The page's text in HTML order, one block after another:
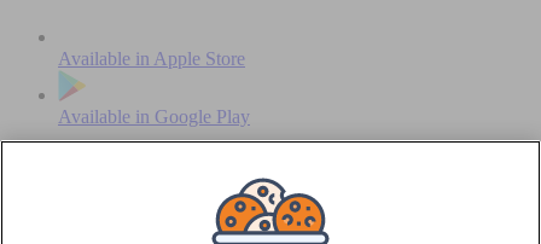
Available in Apple Store
Available in Google Play
Find your car park
Park in a blue zone